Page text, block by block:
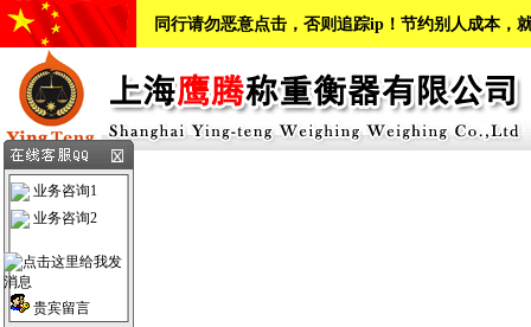
同行请勿恶意点击，否则追踪ip！节约别人成本，
业务咨询1
业务咨询2
贵宾留言